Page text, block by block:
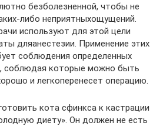
безболезненной, чтобы не
либо неприятныхощущений.
используют для этой цели
дляанестезии. Применение этих
соблюдения определенных
соблюдая которые можно быть
и легкоперенесет операцию.
кота сфинкса к кастрации
диету». Он должен не есть